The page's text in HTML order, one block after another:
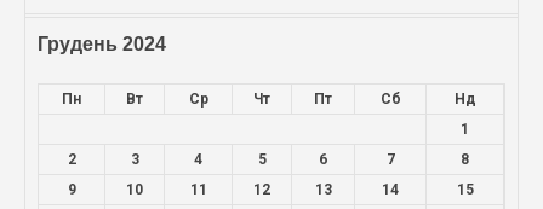
Грудень 2024
Пн Вт Ср Чт Пт Сб
Нд
1
2
3 4 5 6 7
8
9
10 11 12 13 14
15